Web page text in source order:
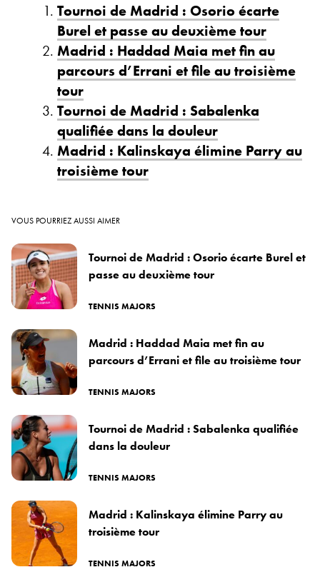
Tournoi de Madrid : Osorio écarte
Burel et passe au deuxième tour
Madrid : Haddad Maia met fin au
parcours d’Errani et file au troisième
tour
Tournoi de Madrid : Sabalenka
qualifiée dans la douleur
Madrid : Kalinskaya élimine Parry au
troisième tour
VOUS POURRIEZ AUSSI AIMER
Tournoi de Madrid : Osorio écarte Burel et
passe au deuxième tour
TENNIS MAJORS
Madrid : Haddad Maia met fin au
parcours d’Errani et file au troisième tour
TENNIS MAJORS
Tournoi de Madrid : Sabalenka qualifiée
dans la douleur
TENNIS MAJORS
Madrid : Kalinskaya élimine Parry au
troisième tour
TENNIS MAJORS